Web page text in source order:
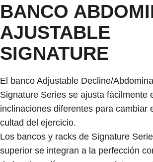
BANCO
AJUSTABLE
SIGNATURE
El banco Adjustable Decline/
Signature Series se ajusta fácilmente
inclinaciones diferentes para cambiar
cultad del ejercicio.
Los bancos y racks de Signature
superior se integran a la perfección